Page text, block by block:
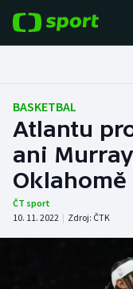
ME v atletice
ME v plavání
Fotbal
Hokej
BASKETBAL
Atlantu
ani
ČT sport
10. 11. 2022 | Zdroj: ČTK